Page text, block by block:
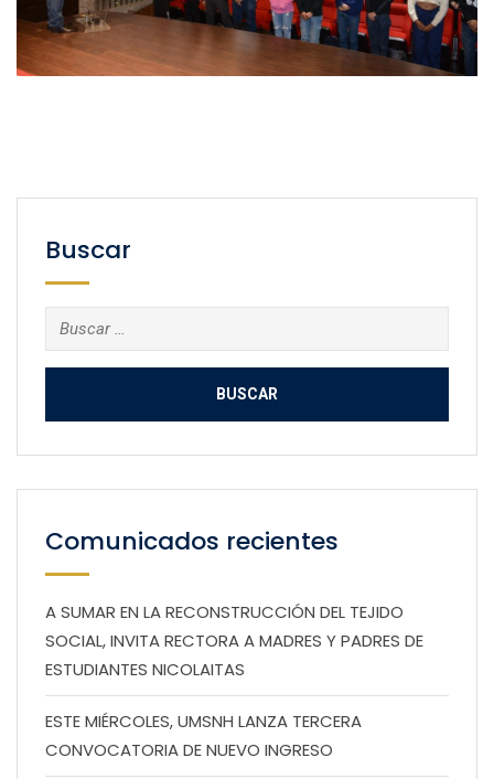
Buscar
Buscar:
Comunicados recientes
A SUMAR EN LA RECONSTRUCCIÓN DEL TEJIDO
SOCIAL, INVITA RECTORA A MADRES Y PADRES DE
ESTUDIANTES NICOLAITAS
ESTE MIÉRCOLES, UMSNH LANZA TERCERA
CONVOCATORIA DE NUEVO INGRESO